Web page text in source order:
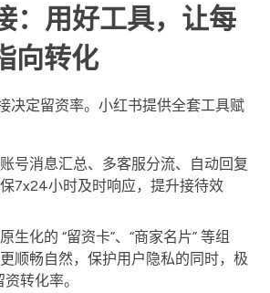
：用好工具，让每
向转化
决定留资率。小红书提供全套工具赋
号消息汇总、多客服分流、自动回复
7x24小时及时响应，提升接待效
原生化的 “留资卡”、“商家名片” 等组
顺畅自然，保护用户隐私的同时，极
转化率。